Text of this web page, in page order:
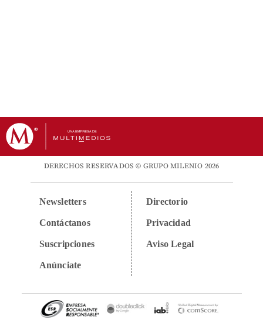
DERECHOS RESERVADOS © GRUPO MILENIO 2026
Newsletters
Contáctanos
Suscripciones
Anúnciate
Directorio
Privacidad
Aviso Legal